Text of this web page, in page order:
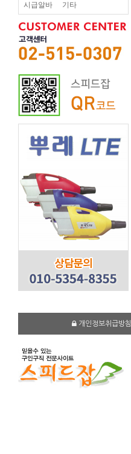
시급알바 기타
개인정보취급방침